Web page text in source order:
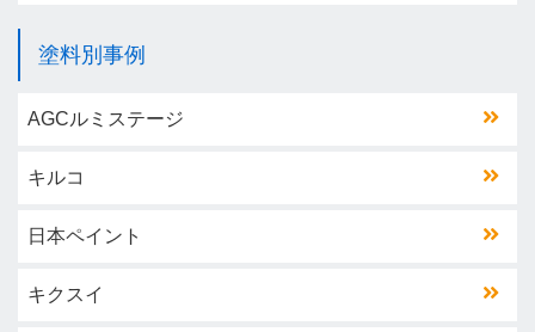
塗料別事例
AGCルミステージ
キルコ
日本ペイント
キクスイ